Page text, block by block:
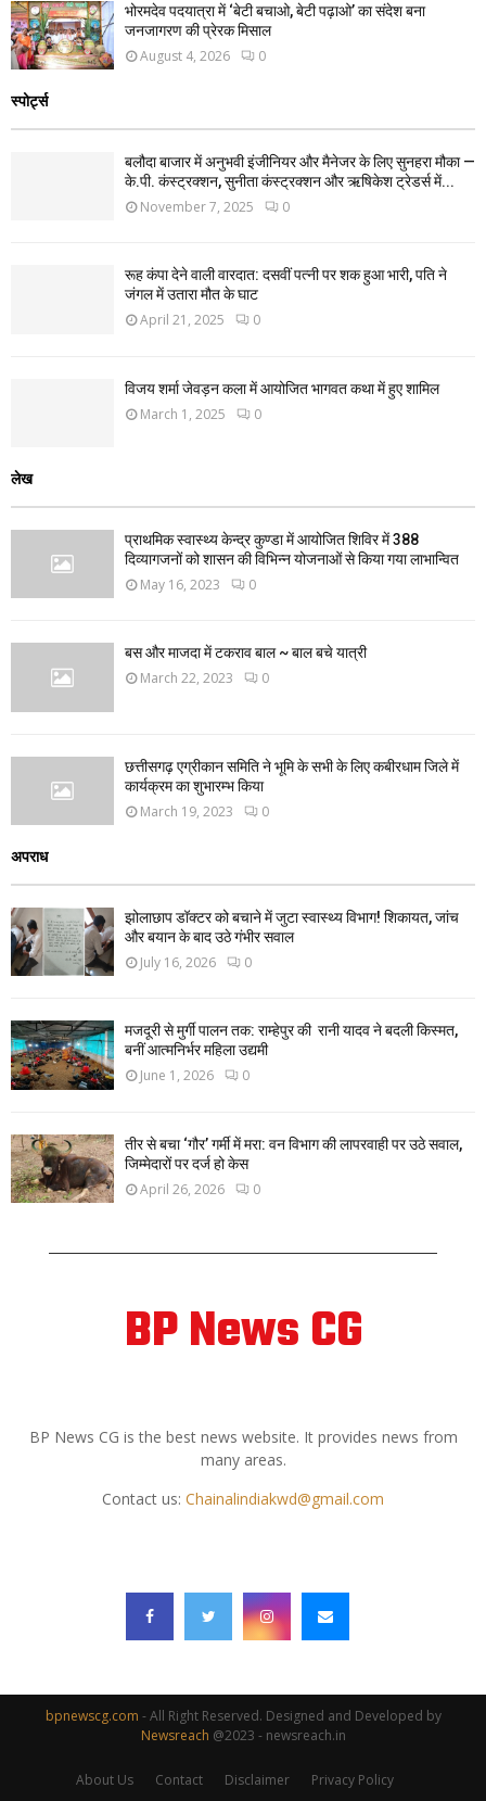
भोरमदेव पदयात्रा में ‘बेटी बचाओ, बेटी पढ़ाओ’ का संदेश बना
जनजागरण की प्रेरक मिसाल
August 4, 2026 0
स्पोर्ट्स
बलौदा बाजार में अनुभवी इंजीनियर और मैनेजर के लिए सुनहरा मौका —
के.पी. कंस्ट्रक्शन, सुनीता कंस्ट्रक्शन और ऋषिकेश ट्रेडर्स में...
November 7, 2025 0
रूह कंपा देने वाली वारदात: दसवीं पत्नी पर शक हुआ भारी, पति ने
जंगल में उतारा मौत के घाट
April 21, 2025 0
विजय शर्मा जेवड़न कला में आयोजित भागवत कथा में हुए शामिल
March 1, 2025 0
लेख
प्राथमिक स्वास्थ्य केन्द्र कुण्डा में आयोजित शिविर में 388
दिव्यागजनों को शासन की विभिन्न योजनाओं से किया गया लाभान्वित
May 16, 2023 0
बस और माजदा में टकराव बाल ~ बाल बचे यात्री
March 22, 2023 0
छत्तीसगढ़ एग्रीकान समिति ने भूमि के सभी के लिए कबीरधाम जिले में
कार्यक्रम का शुभारम्भ किया
March 19, 2023 0
अपराध
झोलाछाप डॉक्टर को बचाने में जुटा स्वास्थ्य विभाग! शिकायत, जांच
और बयान के बाद उठे गंभीर सवाल
July 16, 2026 0
मजदूरी से मुर्गी पालन तक: राम्हेपुर की रानी यादव ने बदली किस्मत,
बनीं आत्मनिर्भर महिला उद्यमी
June 1, 2026 0
तीर से बचा ‘गौर’ गर्मी में मरा: वन विभाग की लापरवाही पर उठे सवाल,
जिम्मेदारों पर दर्ज हो केस
April 26, 2026 0
BP News CG
BP News CG is the best news website. It provides news from
many areas.
Contact us: Chainalindiakwd@gmail.com
bpnewscg.com - All Right Reserved. Designed and Developed by
Newsreach @2023 - newsreach.in
About Us Contact Disclaimer
Privacy Policy